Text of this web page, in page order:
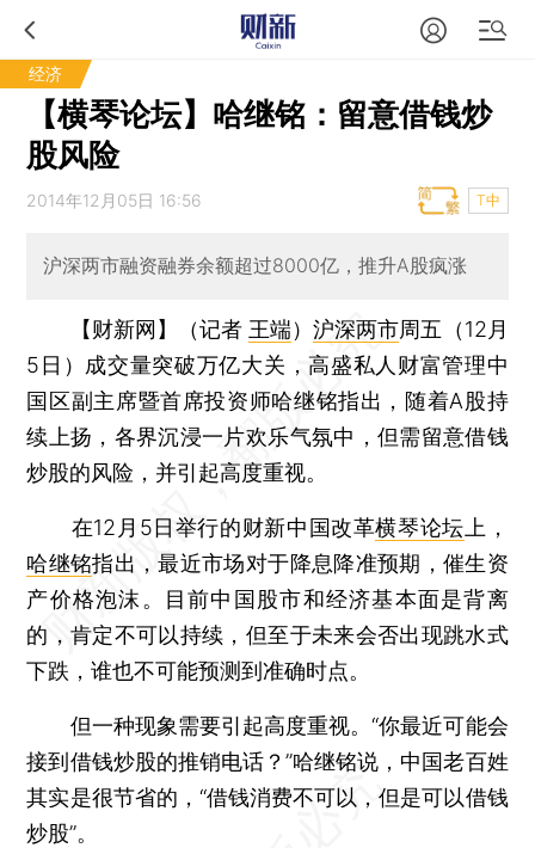
经济
【横琴论坛】哈继铭：留意借钱炒
股风险
2014年12月05日 16:56 T中
沪深两市融资融券余额超过8000亿，推升A股疯涨
【财新网】（记者 王端）沪深两市周五（12月
5日）成交量突破万亿大关，高盛私人财富管理中
国区副主席暨首席投资师哈继铭指出，随着A股持
续上扬，各界沉浸一片欢乐气氛中，但需留意借钱
炒股的风险，并引起高度重视。
在12月5日举行的财新中国改革横琴论坛 上，
哈继铭指出，最近市场对于降息降准预期，催生资
产价格泡沫。目前中国股市和经济基本面是背离
的，肯定不可以持续，但至于未来会否出现跳水式
下跌，谁也不可能预测到准确时点。
但一种现象需要引起高度重视。“你最近可能会
接到借钱炒股的推销电话？”哈继铭说，中国老百姓
其实是很节省的，“借钱消费不可以，但是可以借钱
炒股”。